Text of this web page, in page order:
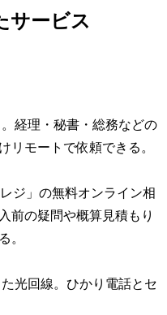
サービス
経理・秘書・総務などの
リモートで依頼できる。
ジ」の無料オンライン相
前の疑問や概算見積もり
。
光回線。ひかり電話とセ